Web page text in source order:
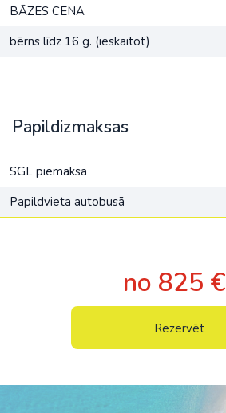
BĀZES CENA
bērns līdz 16 g. (ieskaitot)
Papildizmaksas
SGL piemaksa
Papildvieta autobusā
no 825 €
Rezervēt